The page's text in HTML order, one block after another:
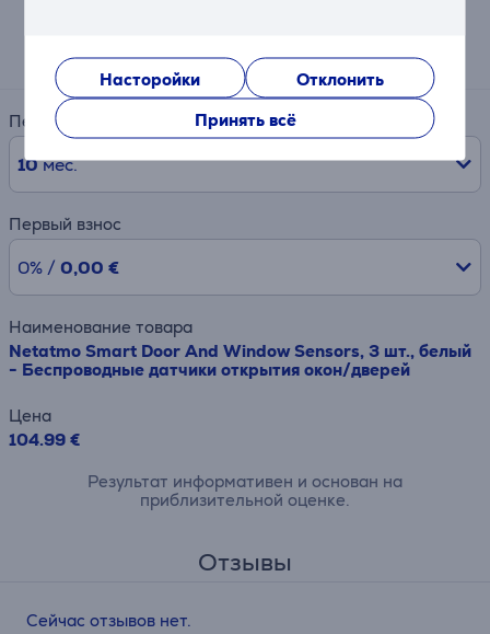
Насторойки
Отклонить
Принять всё
12 €
Период
10мес.
Первый взнос
0% / 0,00 €
Наименование товара
Netatmo Smart Door And Window Sensors, 3 шт., белый
- Беспроводные датчики открытия окон/дверей
Цена
104.99 €
Результат информативен и основан на
приблизительной оценке.
Отзывы
Сейчас отзывов нет.